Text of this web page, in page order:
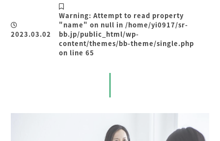
2023.03.02
Warning: Attempt to read property
"name" on null in/home/yi0917/sr-
bb.jp/public_html/wp-
content/themes/bb-theme/single.php
on line65